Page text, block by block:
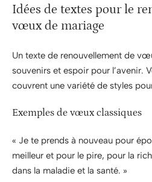
Idées de textes pour le
vœux de mariage
Un texte de renouvellement de
souvenirs et espoir pour l’avenir.
couvrent une variété de styles
Exemples de vœux classiques
« Je te prends à nouveau pour
meilleur et pour le pire, pour la
dans la maladie et la santé. »